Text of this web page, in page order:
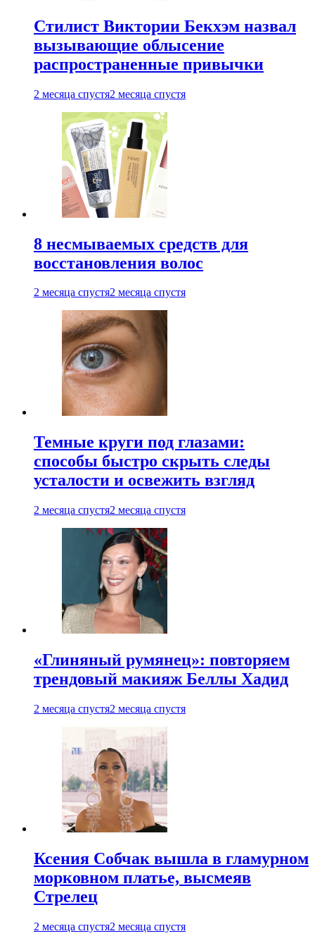
Стилист Виктории Бекхэм назвал
вызывающие облысение
распространенные привычки
2 месяца спустя2 месяца спустя
8 несмываемых средств для
восстановления волос
2 месяца спустя2 месяца спустя
Темные круги под глазами:
способы быстро скрыть следы
усталости и освежить взгляд
2 месяца спустя2 месяца спустя
«Глиняный румянец»: повторяем
трендовый макияж Беллы Хадид
2 месяца спустя2 месяца спустя
Ксения Собчак вышла в гламурном
морковном платье, высмеяв
Стрелец
2 месяца спустя2 месяца спустя